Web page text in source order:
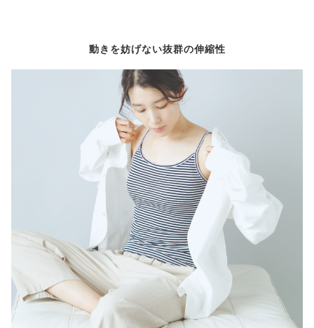
動きを妨げない抜群の伸縮性